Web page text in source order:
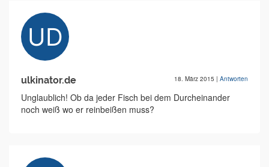
ulkinator.de 18. März 2015 | Antworten
Unglaublich! Ob da jeder Fisch bei dem Durcheinander
noch weiß wo er reinbeißen muss?